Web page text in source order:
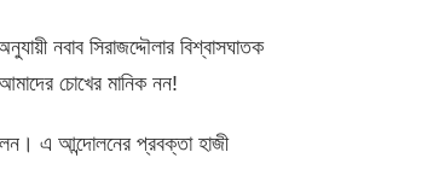
নবাব সিরাজদ্দৌলার বিশ্বাসঘাতক
চোখের মানিক নন!
এ আন্দোলনের প্রবক্তা হাজী